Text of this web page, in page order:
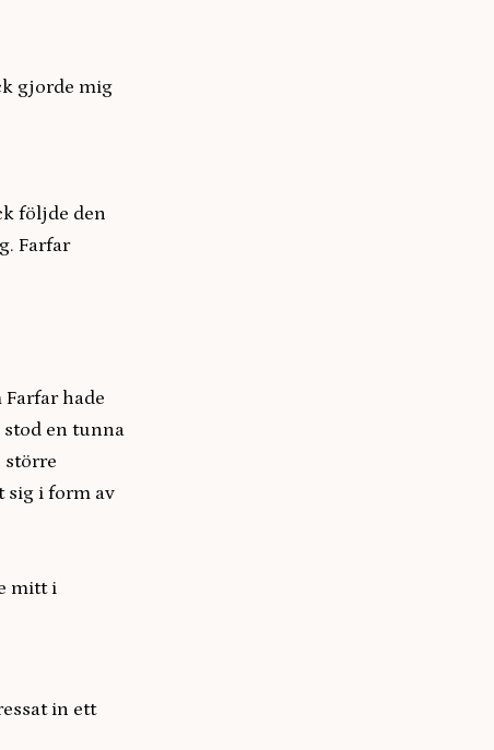
gjorde mig
följde den
Farfar
hade
en tunna
större
sig i form av
mitt i
in ett